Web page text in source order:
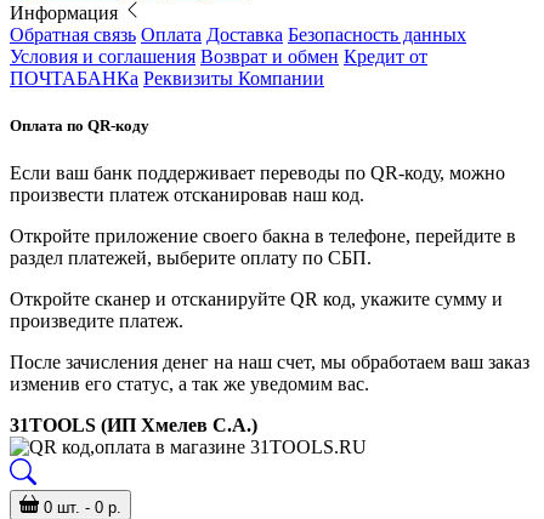
Информация
Обратная связь Оплата Доставка Безопасность данных
Условия и соглашения Возврат и обмен Кредит от
ПОЧТАБАНКа Реквизиты Компании
Оплата по QR-коду
Если ваш банк поддерживает переводы по QR-коду, можно
произвести платеж отсканировав наш код.
Откройте приложение своего бакна в телефоне, перейдите в
раздел платежей, выберите оплату по СБП.
Откройте сканер и отсканируйте QR код, укажите сумму и
произведите платеж.
После зачисления денег на наш счет, мы обработаем ваш заказ
изменив его статус, а так же уведомим вас.
31TOOLS (ИП Хмелев С.А.)
0 шт. - 0 р.